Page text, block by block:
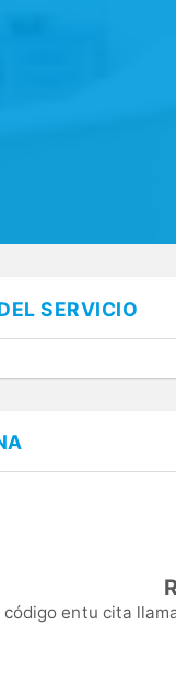
SERVICIO
entu cita